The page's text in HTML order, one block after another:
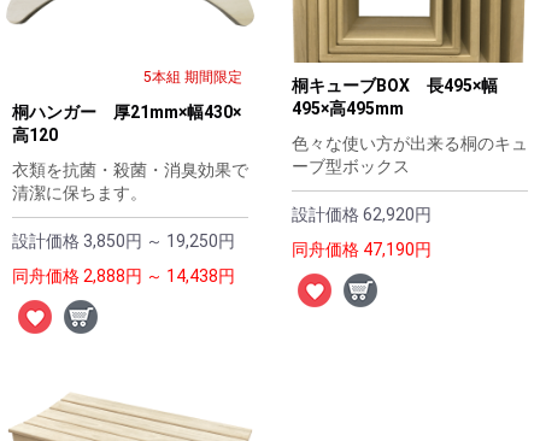
5本組 期間限定
桐ハンガー 厚21mm×幅430×
高120
衣類を抗菌・殺菌・消臭効果で
清潔に保ちます。
設計価格 3,850円 ～ 19,250円
同舟価格 2,888円 ～ 14,438円
桐キューブBOX 長495×幅
495×高495mm
色々な使い方が出来る桐のキュ
ーブ型ボックス
設計価格 62,920円
同舟価格 47,190円